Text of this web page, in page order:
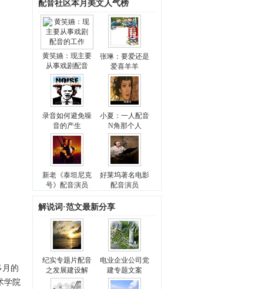
的
学院
配音社区本月美文人气榜
黄笑嬿：现主要
从事戏剧配音
张琳：要爱还是
爱喜羊羊
录音如何避免噪
音的产生
小夏：一人配音
N角那个人
新老《泰坦尼克
号》配音演员
好莱坞著名电影
配音演员
解说词·范文最新分享
纪实专题片配音
之发展建设解
电业企业公司党
建专题文案